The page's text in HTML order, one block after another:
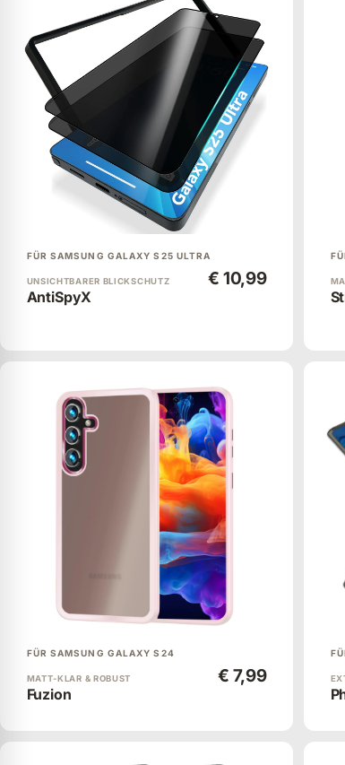
FÜR SAMSUNG GALAXY S25 ULTRA
UNSICHTBARER BLICKSCHUTZ
AntiSpyX
€ 10,99
FÜR SAMSUNG GALAXY S24
MATT-KLAR & ROBUST
Fuzion
€ 7,99